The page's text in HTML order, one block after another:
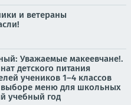
и ветераны
Уважаемые макеевчане!.
детского питания
учеников 1–4 классов
выборе меню для школьных
учебный год